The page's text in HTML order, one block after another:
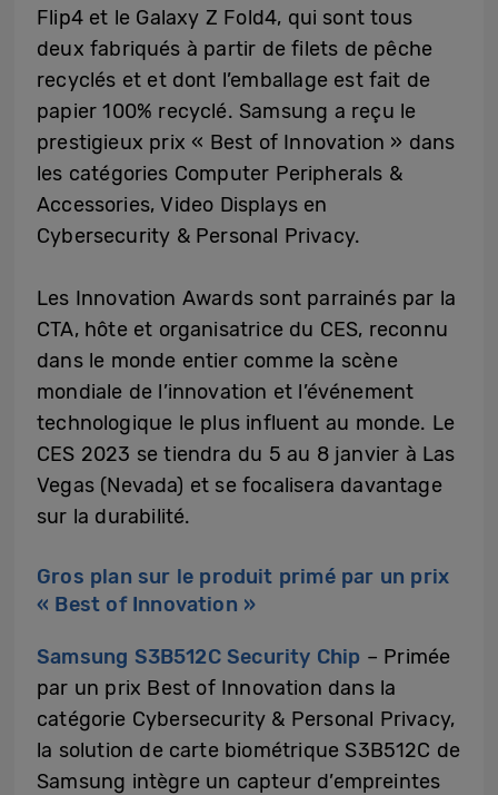
Flip4 et le Galaxy Z Fold4, qui sont tous
deux fabriqués à partir de filets de pêche
recyclés et et dont l’emballage est fait de
papier 100% recyclé. Samsung a reçu le
prestigieux prix « Best of Innovation » dans
les catégories Computer Peripherals &
Accessories, Video Displays en
Cybersecurity & Personal Privacy.
Les Innovation Awards sont parrainés par la
CTA, hôte et organisatrice du CES, reconnu
dans le monde entier comme la scène
mondiale de l’innovation et l’événement
technologique le plus influent au monde. Le
CES 2023 se tiendra du 5 au 8 janvier à Las
Vegas (Nevada) et se focalisera davantage
sur la durabilité.
Gros plan sur le produit primé par un prix
« Best of Innovation »
Samsung S3B512C Security Chip – Primée
par un prix Best of Innovation dans la
catégorie Cybersecurity & Personal Privacy,
la solution de carte biométrique S3B512C de
Samsung intègre un capteur d’empreintes